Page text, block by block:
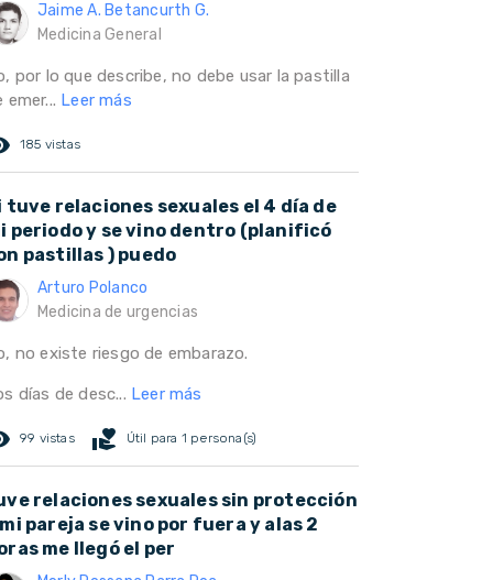
Jaime A. Betancurth G.
Medicina General
por lo que describe, no debe usar la pastilla
emer... Leer más
185 vistas
tuve relaciones sexuales el 4 día de
periodo y se vino dentro (planificó
pastillas ) puedo
Arturo Polanco
Medicina de urgencias
no existe riesgo de embarazo.
días de desc... Leer más
99 vistas volunteer_activism Útil para 1 persona(s)
relaciones sexuales sin protección
pareja se vino por fuera y alas 2
me llegó el per